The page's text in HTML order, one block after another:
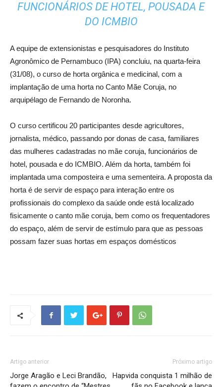
FUNCIONÁRIOS DE HOTEL, POUSADA E
DO ICMBIO
A equipe de extensionistas e pesquisadores do Instituto
Agronômico de Pernambuco (IPA) concluiu, na quarta-feira
(31/08), o curso de horta orgânica e medicinal, com a
implantação de uma horta no Canto Mãe Coruja, no
arquipélago de Fernando de Noronha.
O curso certificou 20 participantes desde agricultores,
jornalista, médico, passando por donas de casa, familiares
das mulheres cadastradas no mãe coruja, funcionários de
hotel, pousada e do ICMBIO. Além da horta, também foi
implantada uma composteira e uma sementeira. A proposta da
horta é de servir de espaço para interação entre os
profissionais do complexo da saúde onde está localizado
fisicamente o canto mãe coruja, bem como os frequentadores
do espaço, além de servir de estímulo para que as pessoas
possam fazer suas hortas em espaços domésticos
Artigo anterior
Jorge Aragão e Leci Brandão,
Próximo artigo
Hapvida conquista 1 milhão de